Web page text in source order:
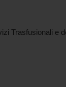
Trasfusionali e